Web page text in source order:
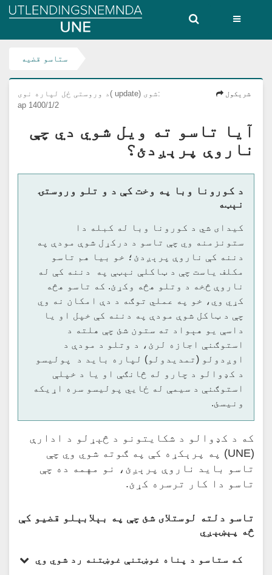
Utlendingsnemnda
ستاسو قضیه
د وروستی ځل لپاره نوی( update) شوی:
ap 1400/1/2
شریکول
آیا تاسو ته ویل شوي دي چې
ناروې پرېږدئ؟
د کورونا وبا په وخت کې د و تلو وروستۍ
نېټه
کیدای شي د کورونا وبا له کبله دا
ستونزمنه وي چې تاسو د درکړل شوې مودې په
دننه کې ناروې پرېږدئ؛ خو بیا هم تاسو
مکلف یاست چې د ټاکلې نېټې په دننه کې له
ناروې څخه د وتلو هڅه وکړئ. که تاسو هڅه
کړي وي، خو په عملي توګه د دې امکان نه وي
چې د ټاکل شوې مودې په دننه کې خپل او یا
داسې یو هېواد ته ستون شئ چې هلته د
استوګنې اجازه لرئ، د وتلو د مودې د
اوږدولو (تمدیدولو) لپاره باید د پولیسو
د کډوالو د چارو له څانګې او یا د خپلې
استوګنې د سیمې له ځايي پولیسو سره اړیکه
ونیسئ.
که د کډوالو د شکایتونو د څېړلو د ادارې
(UNE) په پرېکړه کې په ګوته شوي وي چې
تاسو باید ناروې پرېږئ، نو مهمه ده چې
تاسو دا کار ترسره کړئ.
تاسو دلته لوستلای شئ چې په بېلابېلو قضیو کې
څه پېښېږي
که ستاسو د پناه غوښتنې غوښتنه رد شوي وي